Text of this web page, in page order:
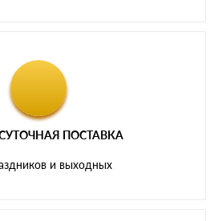
ПОСТАВКА
и выходных